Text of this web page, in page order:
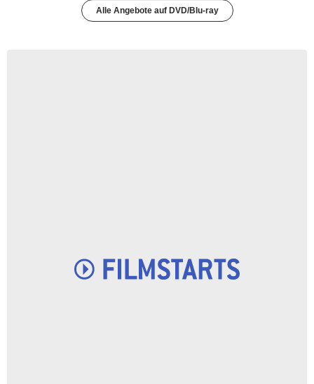
Alle Angebote auf DVD/Blu-ray